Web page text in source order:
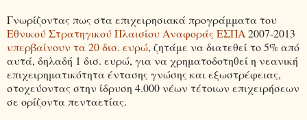
Γνωρίζοντας πως στα επιχειρησιακά προγράμματα του
Εθνικού Στρατηγικού Πλαισίου Αναφοράς ΕΣΠΑ 2007-2013
υπερβαίνουν τα 20 δισ. ευρώ, ζητάμε να διατεθεί το 5% από
αυτά, δηλαδή 1 δισ. ευρώ, για να χρηματοδοτηθεί η νεανική
επιχειρηματικότητα έντασης γνώσης και εξωστρέφειας,
στοχεύοντας στην ίδρυση 4.000 νέων τέτοιων επιχειρήσεων
σε ορίζοντα πενταετίας.